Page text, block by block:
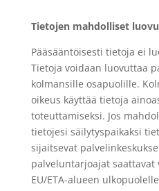
Tietojen mahdolliset
Pääsääntöisesti tietoja ei
Tietoja voidaan luovuttaa
kolmansille osapuolille.
oikeus käyttää tietoja
toteuttamiseksi. Jos
tietojesi säilytyspaikaksi
sijaitsevat
palveluntarjoajat
EU/ETA-alueen